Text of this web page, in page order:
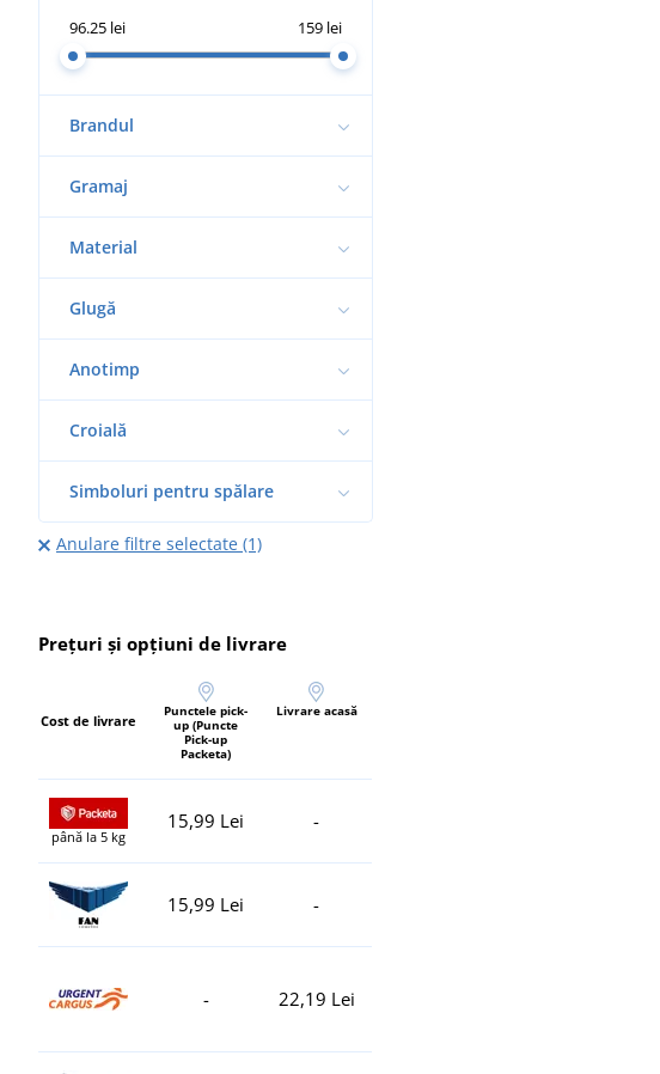
96.25 lei 159 lei
Brandul
Gramaj
Material
Glugă
Anotimp
Croială
Simboluri pentru spălare
Anulare filtre selectate (1)
Prețuri și opțiuni de livrare
Cost de livrare
Punctele pick-
up (Puncte
Pick-up
Packeta)
Livrare acasă
până la 5 kg
15,99 Lei -
15,99 Lei -
- 22,19 Lei